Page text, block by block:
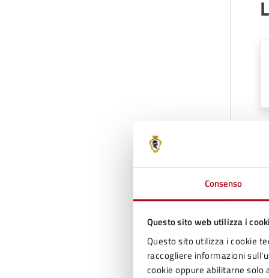
Consenso
Questo sito web utilizza i
Questo sito utilizza i cookie
raccogliere informazioni
cookie oppure abilitarne solo